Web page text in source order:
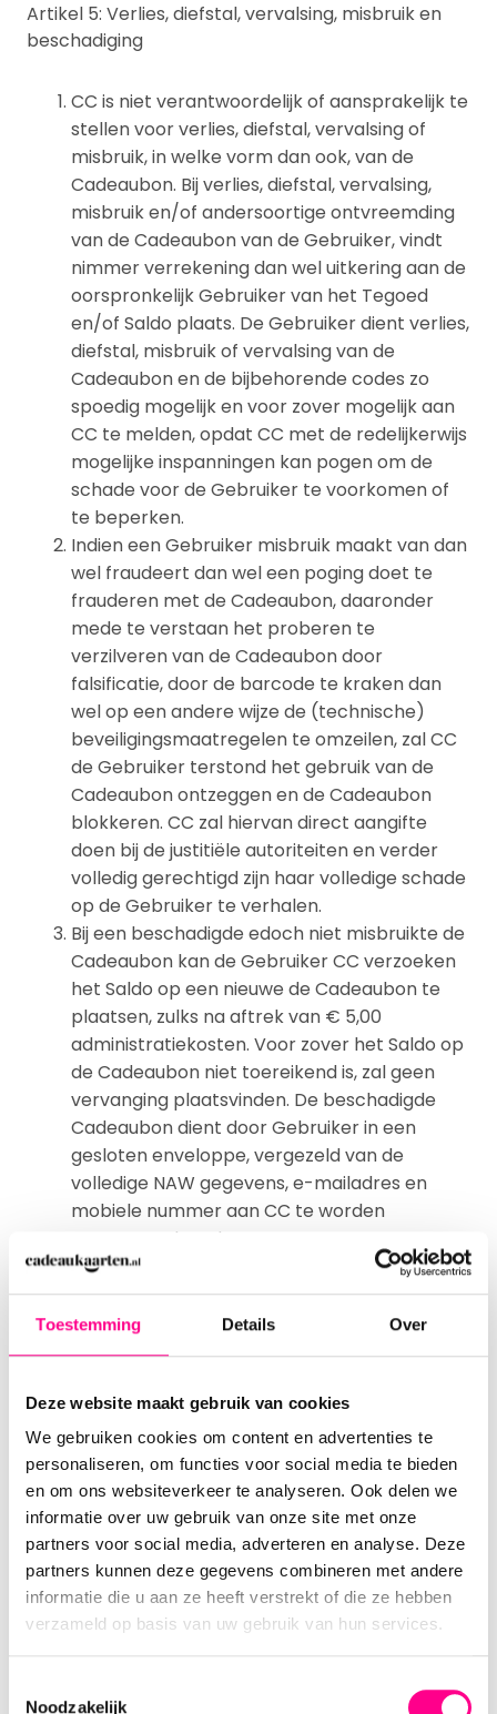
Toestemming Details Over
Deze website maakt gebruik van cookies
We gebruiken cookies om content en advertenties te
personaliseren, om functies voor social media te bieden
en om ons websiteverkeer te analyseren. Ook delen we
informatie over uw gebruik van onze site met onze
partners voor social media, adverteren en analyse. Deze
partners kunnen deze gegevens combineren met andere
informatie die u aan ze heeft verstrekt of die ze hebben
verzameld op basis van uw gebruik van hun services.
Noodzakelijk
Artikel 5: Verlies, diefstal, vervalsing, misbruik en
beschadiging
CC is niet verantwoordelijk of aansprakelijk te
stellen voor verlies, diefstal, vervalsing of
misbruik, in welke vorm dan ook, van de
Cadeaubon. Bij verlies, diefstal, vervalsing,
misbruik en/of andersoortige ontvreemding
van de Cadeaubon van de Gebruiker, vindt
nimmer verrekening dan wel uitkering aan de
oorspronkelijk Gebruiker van het Tegoed
en/of Saldo plaats. De Gebruiker dient verlies,
diefstal, misbruik of vervalsing van de
Cadeaubon en de bijbehorende codes zo
spoedig mogelijk en voor zover mogelijk aan
CC te melden, opdat CC met de redelijkerwijs
mogelijke inspanningen kan pogen om de
schade voor de Gebruiker te voorkomen of
te beperken.
Indien een Gebruiker misbruik maakt van dan
wel fraudeert dan wel een poging doet te
frauderen met de Cadeaubon, daaronder
mede te verstaan het proberen te
verzilveren van de Cadeaubon door
falsificatie, door de barcode te kraken dan
wel op een andere wijze de (technische)
beveiligingsmaatregelen te omzeilen, zal CC
de Gebruiker terstond het gebruik van de
Cadeaubon ontzeggen en de Cadeaubon
blokkeren. CC zal hiervan direct aangifte
doen bij de justitiële autoriteiten en verder
volledig gerechtigd zijn haar volledige schade
op de Gebruiker te verhalen.
Bij een beschadigde edoch niet misbruikte de
Cadeaubon kan de Gebruiker CC verzoeken
het Saldo op een nieuwe de Cadeaubon te
plaatsen, zulks na aftrek van € 5,00
administratiekosten. Voor zover het Saldo op
de Cadeaubon niet toereikend is, zal geen
vervanging plaatsvinden. De beschadigde
Cadeaubon dient door Gebruiker in een
gesloten enveloppe, vergezeld van de
volledige NAW gegevens, e-mailadres en
mobiele nummer aan CC te worden
toegestuurd: Cadeau Concepten
BV, Ambachtsweg 6, 1474 HW
Oosthuizen. Onvolledige aanvragen worden
niet beantwoord of in behandeling genomen.
In het geval van overmacht heeft CC het
ontbinden dan wel om het gebruik van de
Cadeaubon op te schorten, zonder betaling
van schadevergoeding door CC aan de
betreffende Gebruiker.
In het geval van bedrog, fraude, valsheid in
geschrifte, oplichting of andere te kwader
trouw verrichte handelingen of een
verdenking van een van voornoemde
handelingen in relatie tot de Cadeaubon,